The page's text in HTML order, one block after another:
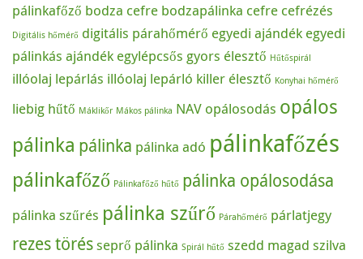
pálinkafőző bodza cefre bodzapálinka cefre cefrézés
Digitális hőmérő digitális párahőmérő egyedi ajándék egyedi
pálinkás ajándék egylépcsős gyors élesztő Hűtőspirál
illóolaj lepárlás illóolaj lepárló killer élesztő Konyhai hőmérő
liebig hűtő Máklikőr Mákos pálinka NAV opálosodás opálos
pálinka pálinka pálinka adó pálinkafőzés
pálinkafőző Pálinkafőző hűtő pálinka opálosodása
pálinka szűrés pálinka szűrő Párahőmérő párlatjegy
rezes törésseprő pálinka Spirál hűtő szedd magad szilva